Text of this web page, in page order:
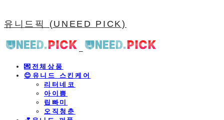
유니드픽 (UNEED PICK)
💌전체상품
😊유니드 스킨케어
리터네코
아이쁨
립빠미
오직청춘